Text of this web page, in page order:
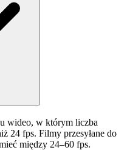
wideo, w którym liczba
24 fps. Filmy przesyłane do
między 24–60 fps.